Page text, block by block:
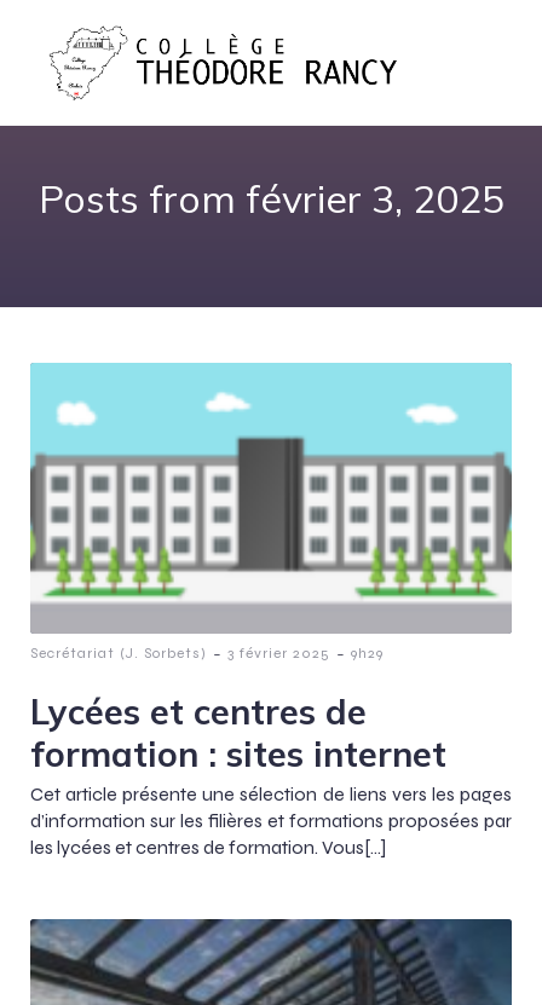
Posts from février 3, 2025
Secrétariat (J. Sorbets) - 3 février 2025 - 9h29
Lycées et centres de
formation : sites internet
Cet article présente une sélection de liens vers les pages
d’information sur les filières et formations proposées par
les lycées et centres de formation. Vous[…]